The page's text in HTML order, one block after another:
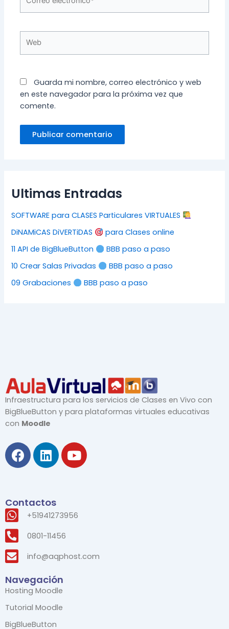
electrónico*
Guarda mi nombre, correo electrónico y web
en este navegador para la próxima vez que
comente.
Ultimas Entradas
SOFTWARE para CLASES Particulares VIRTUALES
DiNAMiCAS DiVERTiDAS
para Clases online
11 API de BigBlueButton
BBB paso a paso
10 Crear Salas Privadas
BBB paso a paso
09 Grabaciones
BBB paso a paso
Infraestructura para los servicios de Clases en Vivo con
BigBlueButton y para plataformas virtuales educativas
con Moodle
F
a
c
b
o
o
k
L
i
n
e
d
n
Y
o
u
b
Contactos
+51941273956
0801-11456
info@aqphost.com
Navegación
Hosting Moodle
Tutorial Moodle
BigBlueButton